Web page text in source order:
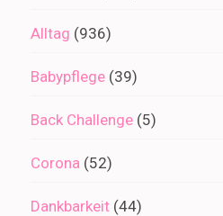
Alltag (936)
Babypflege (39)
Back Challenge (5)
Corona (52)
Dankbarkeit (44)